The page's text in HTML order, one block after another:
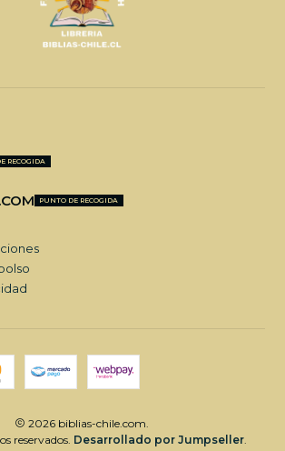
RECOGIDA
PUNTO DE RECOGIDA
2026 biblias-chile.com.
reservados. Desarrollado por Jumpseller.